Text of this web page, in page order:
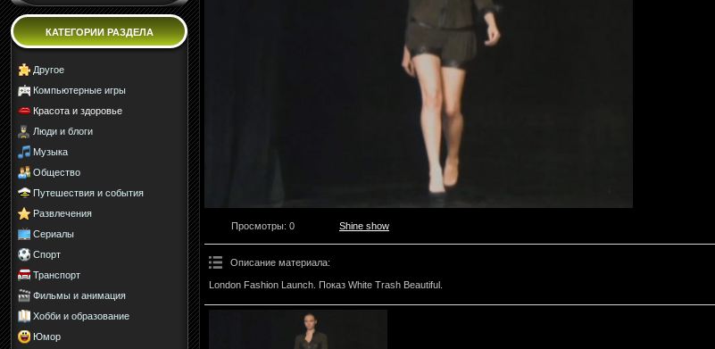
КАТЕГОРИИ РАЗДЕЛА
Другое
Компьютерные игры
Красота и здоровье
Люди и блоги
Музыка
Общество
Путешествия и события
Развлечения
Сериалы
Спорт
Транспорт
Фильмы и анимация
Хобби и образование
Юмор
Просмотры: 0 Shine show
Описание материала:
London Fashion Launch. Показ White Trash Beautiful.